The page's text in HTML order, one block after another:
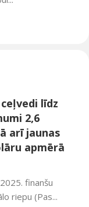
līdz
2,6
arī jaunas
apmērā
finanšu
riepu (Pas...